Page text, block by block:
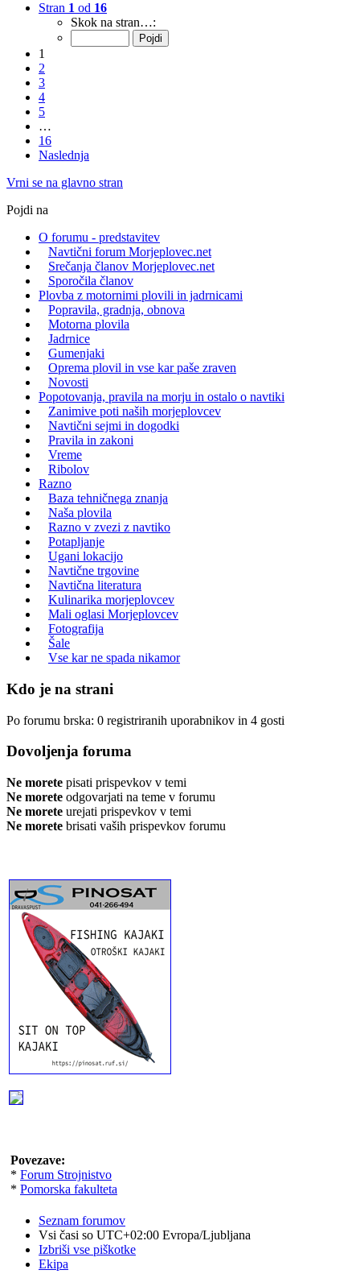
Stran 1 od 16
Skok na stran…:
1
2
3
4
5
…
16
Naslednja
Vrni se na glavno stran
Pojdi na
O forumu - predstavitev
Navtični forum Morjeplovec.net
Srečanja članov Morjeplovec.net
Sporočila članov
Plovba z motornimi plovili in jadrnicami
Popravila, gradnja, obnova
Motorna plovila
Jadrnice
Gumenjaki
Oprema plovil in vse kar paše zraven
Novosti
Popotovanja, pravila na morju in ostalo o navtiki
Zanimive poti naših morjeplovcev
Navtični sejmi in dogodki
Pravila in zakoni
Vreme
Ribolov
Razno
Baza tehničnega znanja
Naša plovila
Razno v zvezi z navtiko
Potapljanje
Ugani lokacijo
Navtične trgovine
Navtična literatura
Kulinarika morjeplovcev
Mali oglasi Morjeplovcev
Fotografija
Šale
Vse kar ne spada nikamor
Kdo je na strani
Po forumu brska: 0 registriranih uporabnikov in 4 gosti
Dovoljenja foruma
Ne morete pisati prispevkov v temi
Ne morete odgovarjati na teme v forumu
Ne morete urejati prispevkov v temi
Ne morete brisati vaših prispevkov forumu
Povezave:
* Forum Strojnistvo
* Pomorska fakulteta
Seznam forumov
Vsi časi so UTC+02:00 Evropa/Ljubljana
Izbriši vse piškotke
Ekipa